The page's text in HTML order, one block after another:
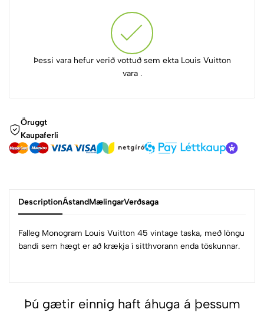
Þessi vara hefur verið vottuð sem ekta Louis Vuitton
vara .
Öruggt
Kaupaferli
DescriptionÁstandMælingarVerðsaga
Falleg Monogram Louis Vuitton 45 vintage taska, með löngu
bandi sem hægt er að krækja í sitthvorann enda töskunnar.
Þú gætir einnig haft áhuga á þessum